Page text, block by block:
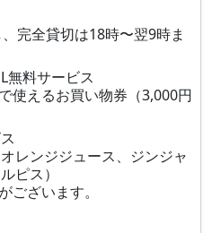
完全貸切は18時〜翌9時ま
料サービス
使えるお買い物券（3,000円
レンジジュース、ジンジャ
ピス）
ざいます。